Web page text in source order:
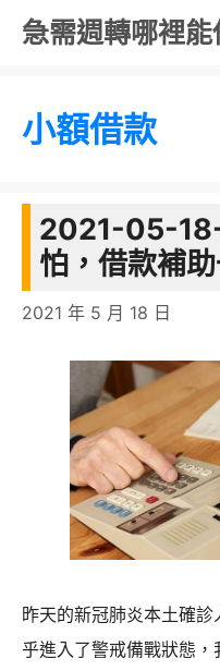
急需週轉哪裡
小額借款
2021-05-
怕，借款補
2021 年 5 月 18 日
昨天的新冠肺炎本土確
乎進入了警戒備戰狀態